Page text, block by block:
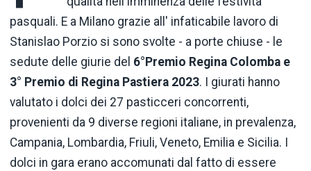
pasquali. E a Milano grazie all' infaticabile lavoro di
Stanislao Porzio si sono svolte - a porte chiuse - le
sedute delle giurie del 6°Premio Regina Colomba e
3° Premio di Regina Pastiera 2023. I giurati hanno
valutato i dolci dei 27 pasticceri concorrenti,
provenienti da 9 diverse regioni italiane, in prevalenza,
Campania, Lombardia, Friuli, Veneto, Emilia e Sicilia. I
dolci in gara erano accomunati dal fatto di essere